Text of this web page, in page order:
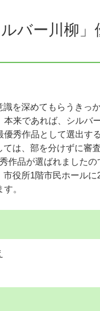
ルバー川柳
を深めてもらうきっ
本来であれば、シルバ
秀作品として選出す
は、部を分けずに審
品が選ばれましたの
役所1階市民ホール
。